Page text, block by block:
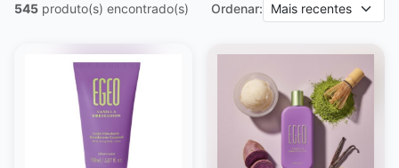
545 produto(s) encontrado(s) Ordenar: